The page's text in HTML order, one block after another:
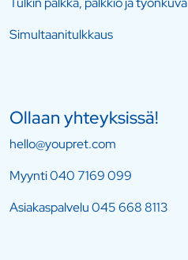
Simultaanitulkkaus
Ollaan yhteyksissä!
hello@youpret.com
Myynti040 7169 099
Asiakaspalvelu045 668 8113